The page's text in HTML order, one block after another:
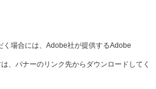
く場合には、Adobe社が提供するAdobe
、バナーのリンク先からダウンロードしてく